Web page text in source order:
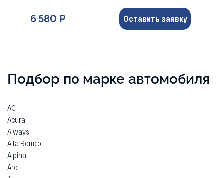
6 580 Р Оставить заявку
Подбор по марке автомобиля
AC
Acura
Aiways
Alfa Romeo
Alpina
Aro